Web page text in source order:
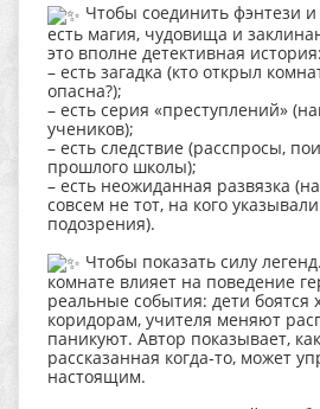
Чтобы соединить фэнтези и
есть магия, чудовища и
это вполне детективная история:
– есть загадка (кто открыл
опасна?);
– есть серия «преступлений»
учеников);
– есть следствие (расспросы,
прошлого школы);
– есть неожиданная развязка
совсем не тот, на кого
подозрения).
Чтобы показать силу
комнате влияет на поведение
реальные события: дети боятся
коридорам, учителя меняют
паникуют. Автор показывает,
рассказанная когда‑то, может
настоящим.